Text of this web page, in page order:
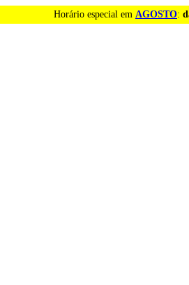
Horário especial em AGOSTO: